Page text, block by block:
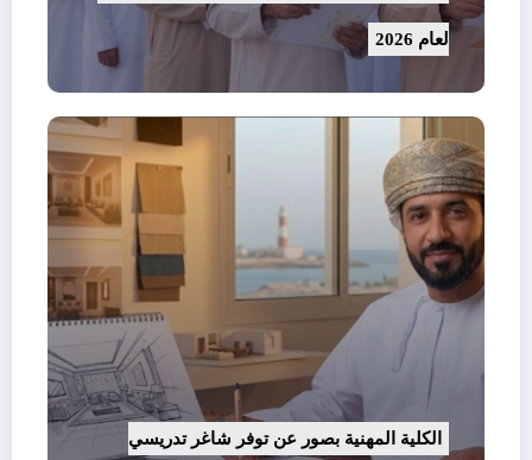
لعام 2026
الكلية المهنية بصور عن توفر شاغر تدريسي